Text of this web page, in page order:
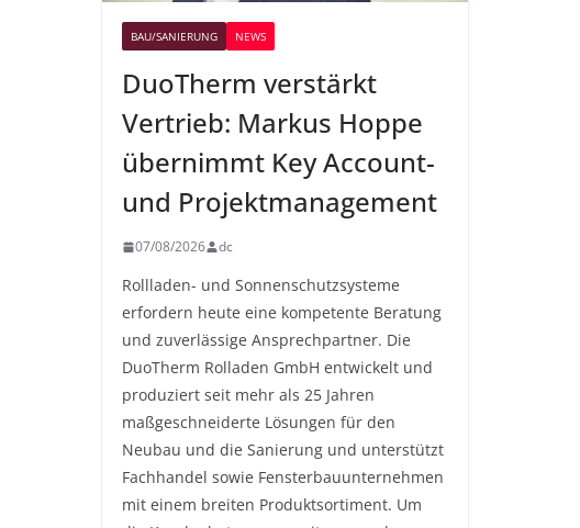
BAU/SANIERUNG NEWS
DuoTherm verstärkt
Vertrieb: Markus Hoppe
übernimmt Key Account-
und Projektmanagement
07/08/2026 dc
Rollladen- und Sonnenschutzsysteme
erfordern heute eine kompetente Beratung
und zuverlässige Ansprechpartner. Die
DuoTherm Rolladen GmbH entwickelt und
produziert seit mehr als 25 Jahren
maßgeschneiderte Lösungen für den
Neubau und die Sanierung und unterstützt
Fachhandel sowie Fensterbauunternehmen
mit einem breiten Produktsortiment. Um